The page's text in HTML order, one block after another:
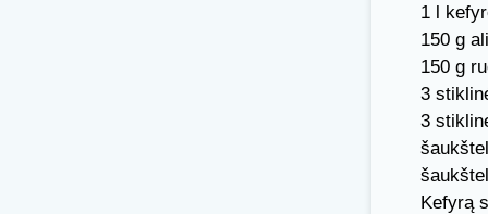
1 l
150 g
150 g
3
3
Kefyrą